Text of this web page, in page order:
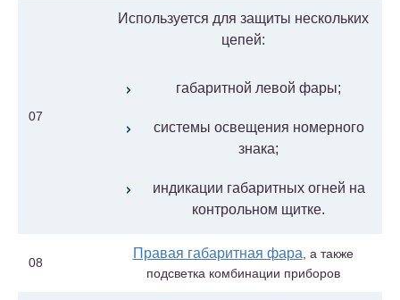
07
Используется для защиты нескольких
цепей:
габаритной левой фары;
системы освещения номерного
знака;
индикации габаритных огней на
контрольном щитке.
08
Правая габаритная фара , а также
подсветка комбинации приборов